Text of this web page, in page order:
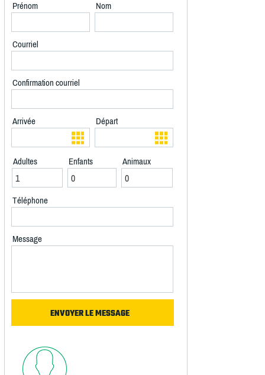
Prénom Nom
Courriel
Confirmation courriel
Arrivée Départ
Adultes Enfants Animaux
Téléphone
Message